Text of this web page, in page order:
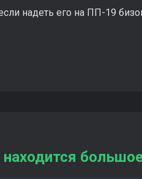
надеть его на ПП-19
находится